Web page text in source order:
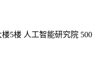
5楼 人工智能研究院 500